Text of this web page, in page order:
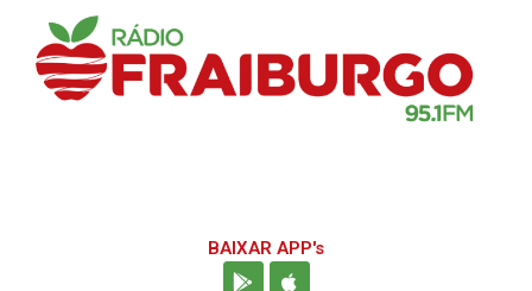
BAIXAR APP's